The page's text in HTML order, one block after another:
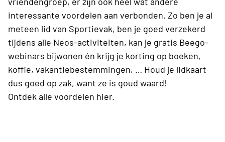
interessante voordelen aan verbonden. Zo ben je al
meteen lid van Sportievak, ben je goed verzekerd
tijdens alle Neos-activiteiten, kan je gratis Beego-
webinars bijwonen én krijg je korting op boeken,
koffie, vakantiebestemmingen, … Houd je lidkaart
dus goed op zak, want ze is goud waard!
Ontdek alle voordelen hier.